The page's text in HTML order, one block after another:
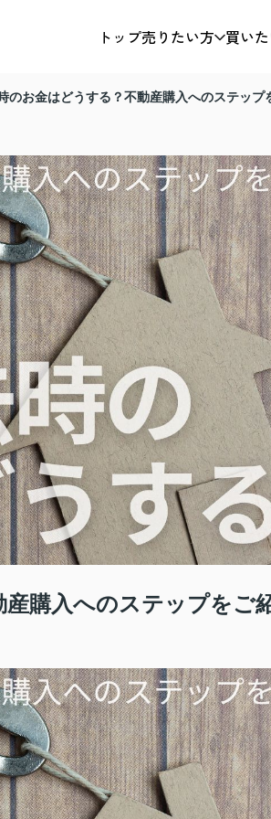
トップ売りたい方 買い
のお金はどうする？不動産購入へのステップ
購入へのステップをご